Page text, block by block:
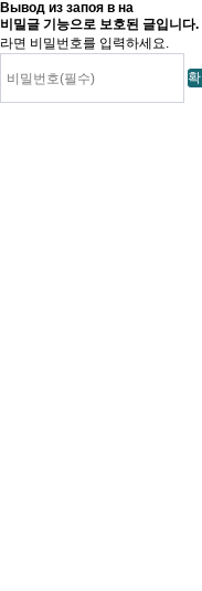
Вывод из запоя в на
비밀글 기능으로 보호된 글입니다.
라면 비밀번호를 입력하세요.